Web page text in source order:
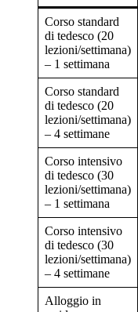
Corso standard
di tedesco (20
lezioni/settimana)
– 1 settimana
Corso standard
di tedesco (20
lezioni/settimana)
– 4 settimane
Corso intensivo
di tedesco (30
lezioni/settimana)
– 1 settimana
Corso intensivo
di tedesco (30
lezioni/settimana)
– 4 settimane
Alloggio in